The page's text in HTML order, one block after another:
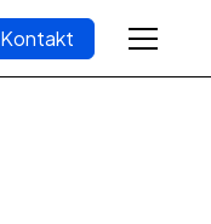
Kontakt